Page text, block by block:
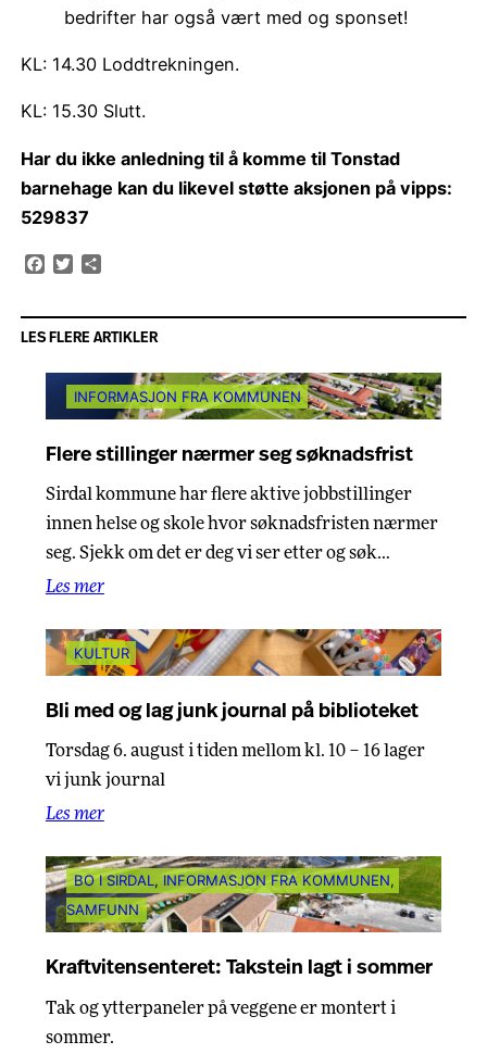
bedrifter har også vært med og sponset!
KL: 14.30 Loddtrekningen.
KL: 15.30 Slutt.
Har du ikke anledning til å komme til Tonstad
barnehage kan du likevel støtte aksjonen på vipps:
529837
Facebook
Twitter
LES FLERE ARTIKLER
INFORMASJON FRA KOMMUNEN
Flere stillinger nærmer seg søknadsfrist
Sirdal kommune har flere aktive jobbstillinger
innen helse og skole hvor søknadsfristen nærmer
seg. Sjekk om det er deg vi ser etter og søk…
Les mer
KULTUR
Bli med og lag junk journal på biblioteket
Torsdag 6. august i tiden mellom kl. 10 – 16 lager
vi junk journal
Les mer
BO I SIRDAL, INFORMASJON FRA KOMMUNEN
SAMFUNN
Kraftvitensenteret: Takstein lagt i sommer
Tak og ytterpaneler på veggene er montert i
sommer.